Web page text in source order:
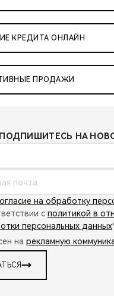
КРЕДИТА ОНЛАЙН
ПРОДАЖИ
ПОДПИШИТЕСЬ НА
на обработку
с политикой в
персональных данных
на рекламную